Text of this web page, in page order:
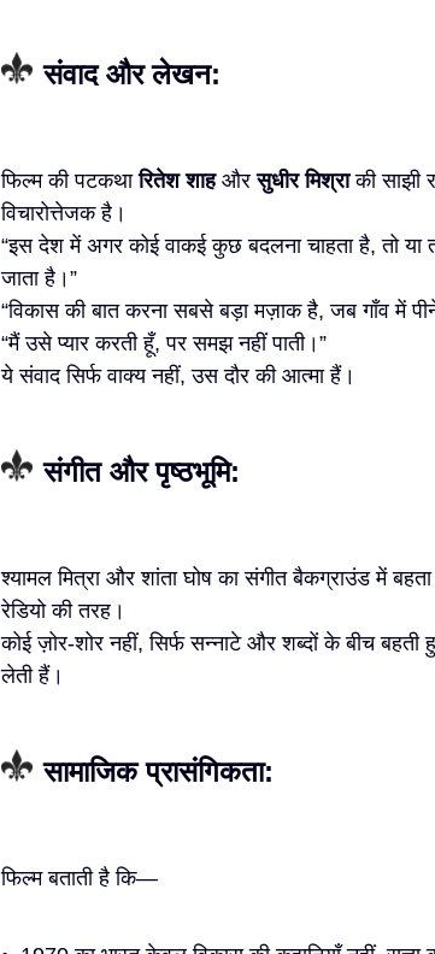
संवाद और लेखन:
फिल्म की पटकथारितेश शाहऔरसुधीर मिश्राकी साझी
विचारोत्तेजक है।
“इस देश में अगर कोई वाकई कुछ बदलना चाहता है, तो या
जाता है।”
“विकास की बात करना सबसे बड़ा मज़ाक है, जब गाँव में
“मैं उसे प्यार करती हूँ, पर समझ नहीं पाती।”
ये संवाद सिर्फ वाक्य नहीं, उस दौर की आत्मा हैं।
संगीत और पृष्ठभूमि:
श्यामल मित्रा और शांता घोष का संगीत बैकग्राउंड में
रेडियो की तरह।
कोई ज़ोर-शोर नहीं, सिर्फ सन्नाटे और शब्दों के बीच
लेती हैं।
सामाजिक प्रासंगिकता:
फिल्म बताती है कि—